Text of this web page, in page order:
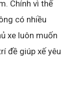
Chính vì thế
có nhiều
xe luôn muốn
đề giúp xế yêu